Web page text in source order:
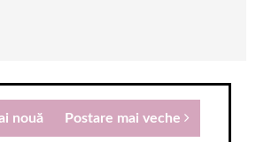
nouă Postare mai veche